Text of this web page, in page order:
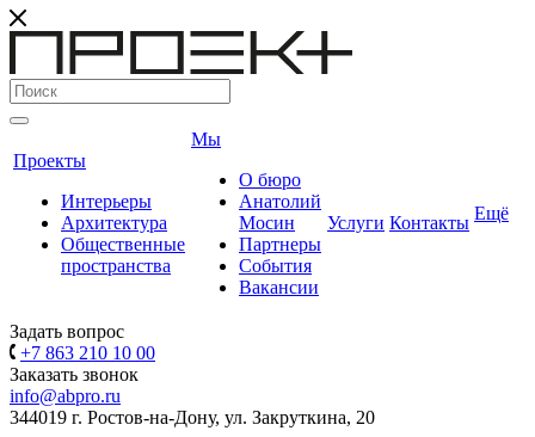
Проекты
Интерьеры
Архитектура
Общественные
пространства
Мы
О бюро
Анатолий
Мосин
Партнеры
События
Вакансии
Услуги Контакты Ещё
Задать вопрос
+7 863 210 10 00
Заказать звонок
info@abpro.ru
344019 г. Ростов-на-Дону, ул. Закруткина, 20